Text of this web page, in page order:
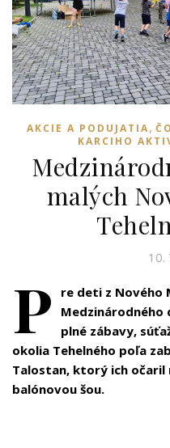
AKCIE A PODUJATIA,
KARCIHO
malých
10.
P
re deti z Nového
plné zábavy,
okolia Tehelného poľa
Talostan, ktorý ich očaril
balónovou šou.